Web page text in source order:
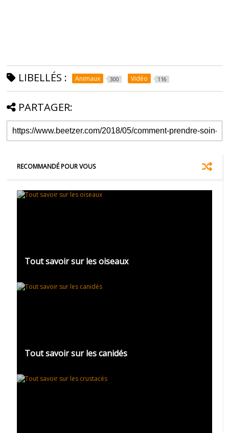
LIBELLÉS : Animaux 300 Vidéo 116
PARTAGER:
RECOMMANDÉ POUR VOUS
Tout savoir sur les oiseaux
Tout savoir sur les canidés